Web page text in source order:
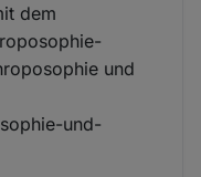
dem
und
und-